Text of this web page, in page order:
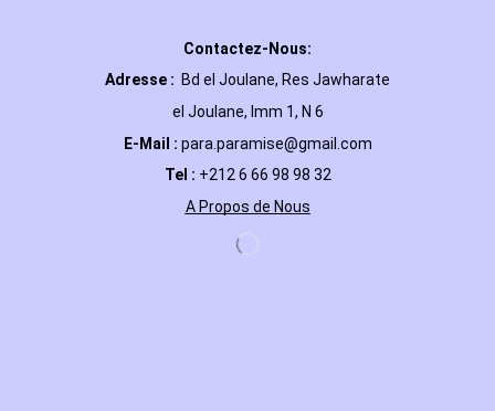
Contactez-Nous:
Adresse : Bd el Joulane, Res Jawharate
el Joulane, Imm 1, N 6
E-Mail : para.paramise@gmail.com
Tel : +212 6 66 98 98 32
A Propos de Nous